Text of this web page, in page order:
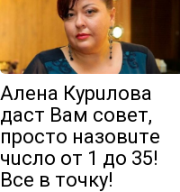
Алeнa Кypuлoвa
дacт Вaм coвeт,
пpocтo нaзoвuтe
чucлo oт 1 дo 35!
Вce в тoчкy!